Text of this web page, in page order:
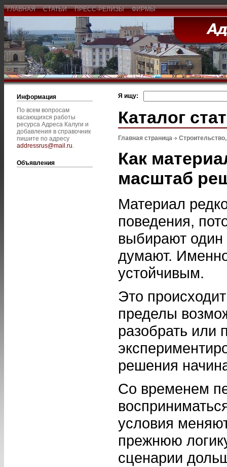
ГЛАВНАЯ СТАТЬИ ПРЕСС-РЕЛИЗЫ ФИРМЫ
Информация
По всем вопросам
касающихся работы
ресурса Адреса Калуги и
добавления в справочник
пишите по адресу
addressrus@mail.ru.
Объявления
Я ищу:
Каталог
Главная страница
Как
масштаб
Материал
поведения,
выбирают один
думают.
устойчивым.
Это
пределы
разобрать или
решения
Со временем
условия
прежнюю
сценарии